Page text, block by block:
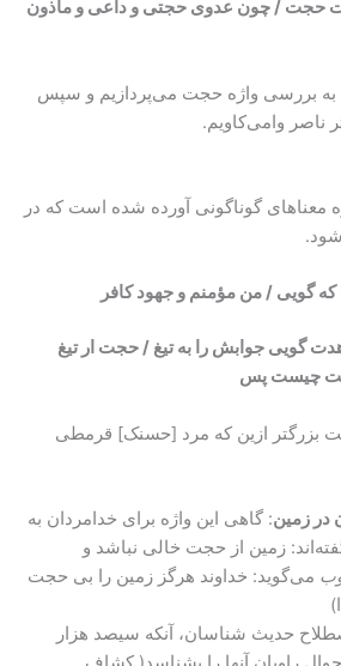
حجت / چون عدوی حجتی و داعی و مأذون
به بررسی واژه حجت می‌پردازیم و سپس
ناصر وامی‌کاویم.
معناهای گوناگونی آورده شده است که در
که گویی / من مؤمنم و جهود کافر
گویی جوابش را به تیغ / حجت ار تیغ
چیست پس
بزرگتر ازین که مرد [حسنک] قرمطی
در زمین: گاهی این واژه برای خدامردان به
زمین از حجت خالی نباشد و
می‌گوید: خداوند هرگز زمین را بی حجت
حدیث شناسان، آنکه سیصد هزار